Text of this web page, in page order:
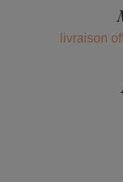
livraison